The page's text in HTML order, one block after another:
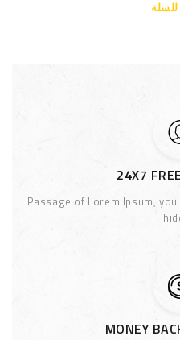
24X7
Passage of Lorem Ipsum,
MONEY